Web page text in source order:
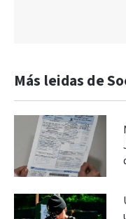
Más leidas de